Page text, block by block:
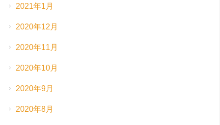
2021年1月
2020年12月
2020年11月
2020年10月
2020年9月
2020年8月